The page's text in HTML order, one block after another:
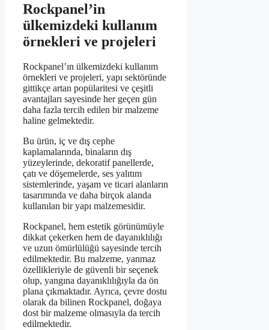
Rockpanel’in
ülkemizdeki kullanım
örnekleri ve projeleri
Rockpanel’ın ülkemizdeki kullanım
örnekleri ve projeleri, yapı sektöründe
gittikçe artan popülaritesi ve çeşitli
avantajları sayesinde her geçen gün
daha fazla tercih edilen bir malzeme
haline gelmektedir.
Bu ürün, iç ve dış cephe
kaplamalarında, binaların dış
yüzeylerinde, dekoratif panellerde,
çatı ve döşemelerde, ses yalıtım
sistemlerinde, yaşam ve ticari alanların
tasarımında ve daha birçok alanda
kullanılan bir yapı malzemesidir.
Rockpanel, hem estetik görünümüyle
dikkat çekerken hem de dayanıklılığı
ve uzun ömürlülüğü sayesinde tercih
edilmektedir. Bu malzeme, yanmaz
özellikleriyle de güvenli bir seçenek
olup, yangına dayanıklılığıyla da ön
plana çıkmaktadır. Ayrıca, çevre dostu
olarak da bilinen Rockpanel, doğaya
dost bir malzeme olmasıyla da tercih
edilmektedir.